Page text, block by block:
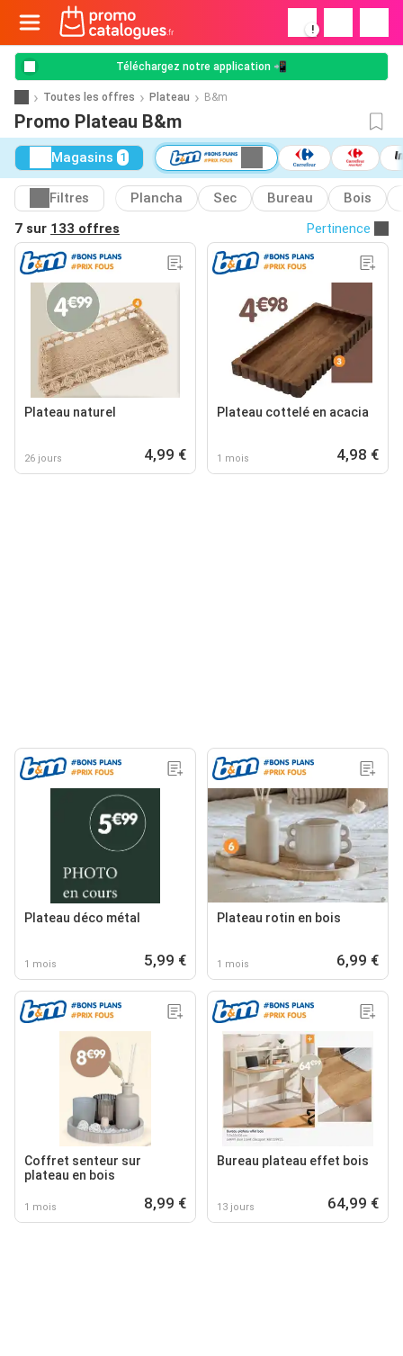
!
Téléchargez notre application 📲
Toutes les offres Plateau B&m
Promo Plateau B&m
Magasins 1
Filtres Plancha Sec Bureau Bois
7 sur 133 offres Pertinence
Plateau naturel
26 jours 4,99 €
Plateau cottelé en acacia
1 mois 4,98 €
Plateau déco métal
1 mois 5,99 €
Plateau rotin en bois
1 mois 6,99 €
Coffret senteur sur
plateau en bois
1 mois 8,99 €
Bureau plateau effet bois
13 jours 64,99 €